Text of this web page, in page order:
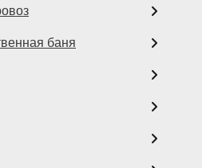
баня